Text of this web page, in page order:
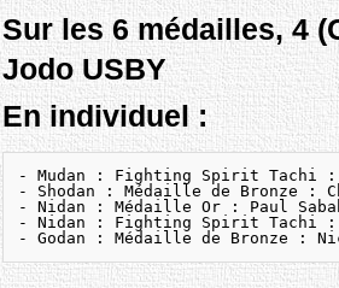
Sur les 6 médailles, 4
Jodo USBY
En individuel :
- Mudan : Fighting Spirit Tachi
- Shodan : Médaille de Bronze
- Nidan : Médaille Or : Paul
- Nidan : Fighting Spirit Tachi :
- Godan : Médaille de Bronze :